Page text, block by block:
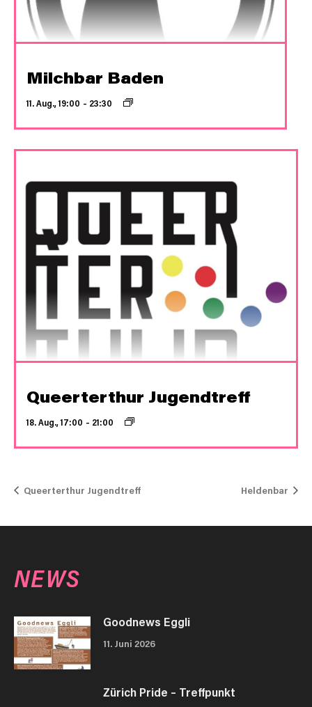
Milchbar Baden
11. Aug., 19:00 – 23:30
Queerterthur Jugendtreff
18. Aug., 17:00 – 21:00
Queerterthur Jugendtreff Heldenbar
NEWS
Goodnews Eggli
11. Juni 2026
Zürich Pride – Treffpunkt